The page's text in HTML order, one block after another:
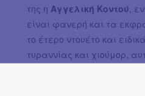
της η Αγγελική Κοντού ,
είναι φανερή και τα
το έτερο ντουέτο και
τυραννίας και χιούμορ,
ορίζει το τέμπο ως